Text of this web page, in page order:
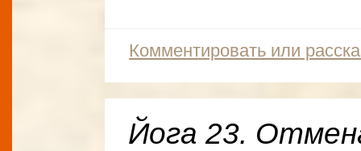
Комментировать или
Йога 23.